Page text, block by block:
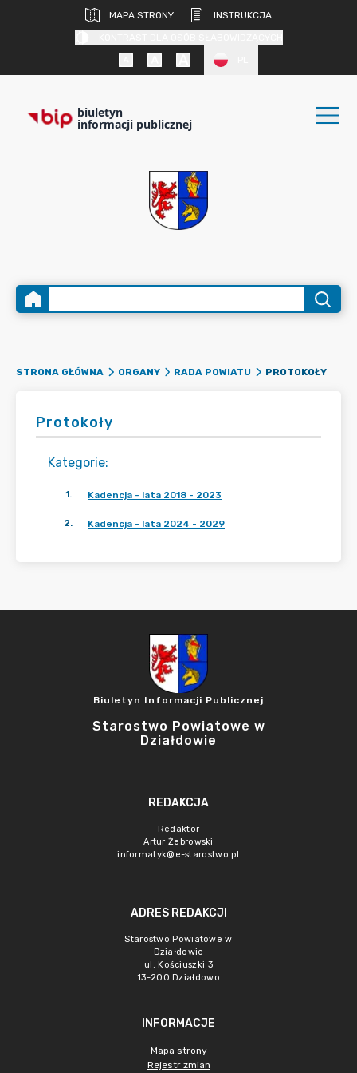
MAPA STRONY
INSTRUKCJA
biuletyn
informacji publicznej
STRONA GŁÓWNA ORGANY RADA POWIATU PROTOKOŁY
Protokoły
Kategorie:
1. Kadencja - lata 2018 - 2023
2. Kadencja - lata 2024 - 2029
Biuletyn Informacji Publicznej
Starostwo Powiatowe w
Działdowie
REDAKCJA
Redaktor
Artur Żebrowski
informatyk@e-starostwo.pl
ADRES REDAKCJI
Starostwo Powiatowe w
Działdowie
ul. Kościuszki 3
13-200 Działdowo
INFORMACJE
Mapa strony
Rejestr zmian